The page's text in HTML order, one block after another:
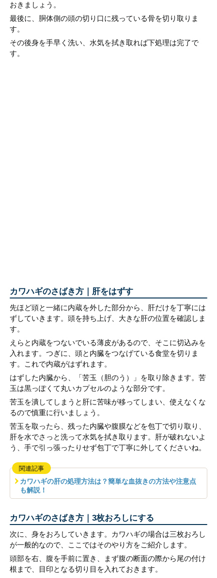
おきましょう。
最後に、胴体側の頭の切り口に残っている骨を切り取りま
す。
その後身を手早く洗い、水気を拭き取れば下処理は完了で
す。
カワハギのさばき方｜肝をはずす
先ほど頭と一緒に内蔵を外した部分から、肝だけを丁寧には
ずしていきます。頭を持ち上げ、大きな肝の位置を確認しま
す。
えらと内蔵をつないでいる薄皮があるので、そこに切込みを
入れます。つぎに、頭と内臓をつなげている食堂を切りま
す。これで内蔵がはずれます。
はずした内臓から、「苦玉（胆のう）」を取り除きます。苦
玉は黒っぽくて丸いカプセルのような部分です。
苦玉を潰してしまうと肝に苦味が移ってしまい、使えなくな
るので慎重に行いましょう。
苦玉を取ったら、残った内臓や腹膜などを包丁で切り取り、
肝を水でさっと洗って水気を拭き取ります。肝が破れないよ
う、手で引っ張ったりせず包丁で丁寧に外してくださいね。
関連記事
カワハギの肝の処理方法は？簡単な血抜きの方法や注意点
も解説！
カワハギのさばき方｜3枚おろしにする
次に、身をおろしていきます。カワハギの場合は三枚おろし
が一般的なので、ここではそのやり方をご紹介します。
頭部を右、腹を手前に置き、まず腹の断面の際から尾の付け
根まで、目印となる切り目を入れておきます。